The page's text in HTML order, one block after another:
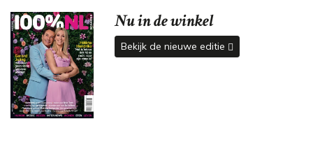
Nu in de winkel
Bekijk de nieuwe editie